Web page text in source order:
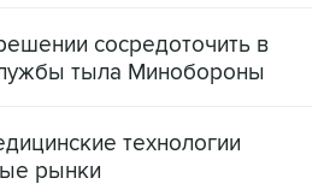
сосредоточить в
тыла Минобороны
технологии
рынки